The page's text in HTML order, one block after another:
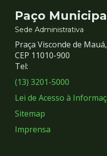
Contato
e
Redes
Sociais
Paço
Sede Administrativa
Praça Visconde de
CEP 11010-900
Tel:
(13) 3201-5000
Lei de Acesso à
Sitemap
Imprensa